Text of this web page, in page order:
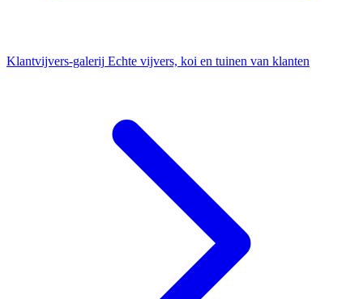
Klantvijvers-galerij Echte vijvers, koi en tuinen van klanten